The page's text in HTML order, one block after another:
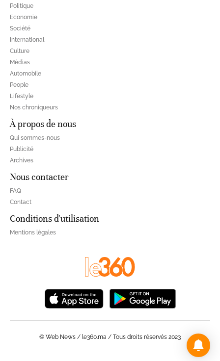
Politique
Economie
Société
International
Culture
Médias
Automobile
People
Lifestyle
Nos chroniqueurs
À propos de nous
Qui sommes-nous
Publicité
Archives
Nous contacter
FAQ
Contact
Conditions d'utilisation
Mentions légales
© Web News / le360.ma / Tous droits réservés 2023